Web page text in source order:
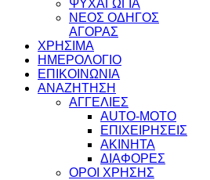
ΨΥΧΑΓΩΓΙΑ
ΝΕΟΣ ΟΔΗΓΟΣ
ΑΓΟΡΑΣ
ΧΡΗΣΙΜΑ
ΗΜΕΡΟΛΟΓΙΟ
ΕΠΙΚΟΙΝΩΝΙΑ
ΑΝΑΖΗΤΗΣΗ
ΑΓΓΕΛΙΕΣ
AUTO-MOTO
ΕΠΙΧΕΙΡΗΣΕΙΣ
ΑΚΙΝΗΤΑ
ΔΙΑΦΟΡΕΣ
ΟΡΟΙ ΧΡΗΣΗΣ